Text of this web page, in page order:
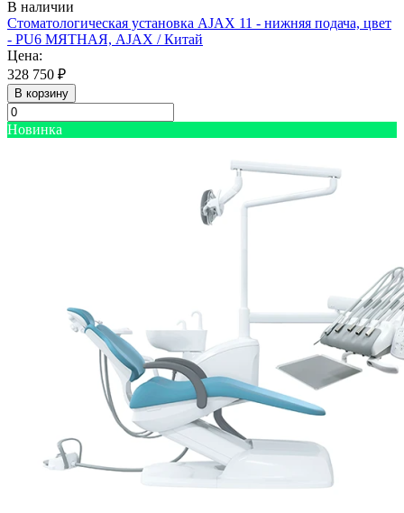
В наличии
Стоматологическая установка AJAX 11 - нижняя подача, цвет
- PU6 МЯТНАЯ, AJAX / Китай
Цена:
328 750 ₽
В корзину
Новинка